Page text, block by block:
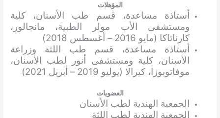
المؤهلات
أستاذة مساعدة، قسم طب الأسنان، كلية
ومستشفى الأب مولر الطبية، مانجالور،
كارناتاكا (مايو 2016 – أغسطس 2018)
أستاذة مساعدة، قسم طب اللثة وزراعة
الأسنان، كلية ومستشفى أنور لطب الأسنان،
موفاتوبوزا، كيرالا (يوليو 2019 – أبريل 2021)
العضويات
الجمعية الهندية لطب الأسنان
الجمعية الهندية لطب اللثة